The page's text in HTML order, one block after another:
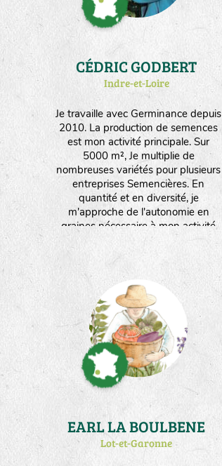
Je travaille avec Germinance depuis
2010. La production de semences
est mon activité principale. Sur
5000 m², Je multiplie de
nombreuses variétés pour plusieurs
entreprises Semencières. En
quantité et en diversité, je
m'approche de l'autonomie en
graines nécessaire à mon activité
printemps (atelier qui m'occupe à
temps plein de fevrier à début juin).
Je pratique la biodynamie et un peu
de traction animale.
CÉDRIC GODBERT
Indre-et-Loire
EARL LA BOULBENE
Lot-et-Garonne